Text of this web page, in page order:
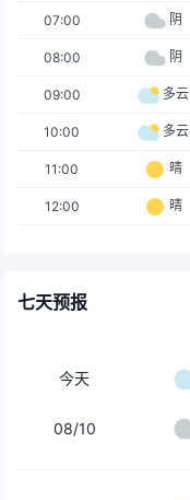
07:00 阴
08:00 阴
09:00 多云
10:00 多云
11:00 晴
12:00 晴
七天预报
今天
08/10